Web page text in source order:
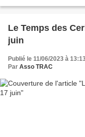
Le Temps des
juin
Publié le 11/06/2023 à
Par Asso TRAC